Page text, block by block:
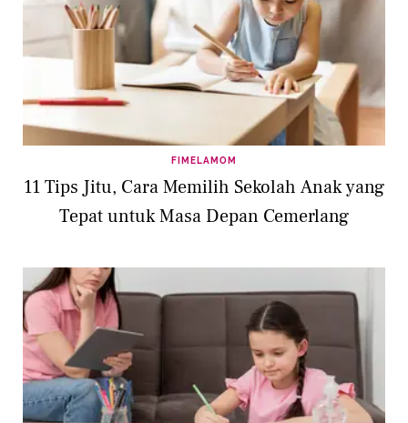
FIMELAMOM
11 Tips Jitu, Cara Memilih Sekolah Anak yang
Tepat untuk Masa Depan Cemerlang